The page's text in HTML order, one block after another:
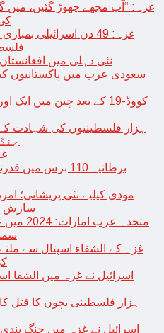
غزہ: “آپ مجھے چھوڑ گئیں، میں
غزہ: 49 دن اسرائیلی
نئی دہلی میں
سعودی عرب میں پاکستانیوں
کووڈ-19 کے بعد چین میں
برطانیہ 110 برس
سازش
متحدہ
اسرائیل نے غزہ میں الشفا
اسرائیل نے غزہ میں جنگ